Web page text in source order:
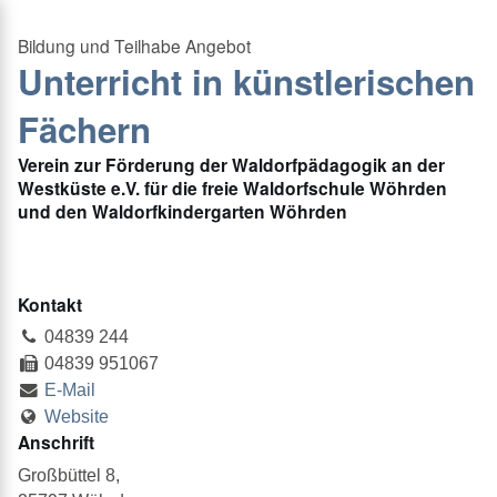
Unterricht in künstlerischen
Fächern
Verein zur Förderung der Waldorfpädagogik an der
Westküste e.V. für die freie Waldorfschule Wöhrden
und den Waldorfkindergarten Wöhrden
Kontakt
04839 244
04839 951067
E-Mail
Website
Anschrift
Großbüttel 8,